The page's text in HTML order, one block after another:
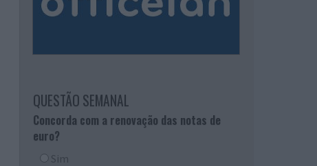
QUESTÃO SEMANAL
Concorda com a renovação das notas de
euro?
Sim